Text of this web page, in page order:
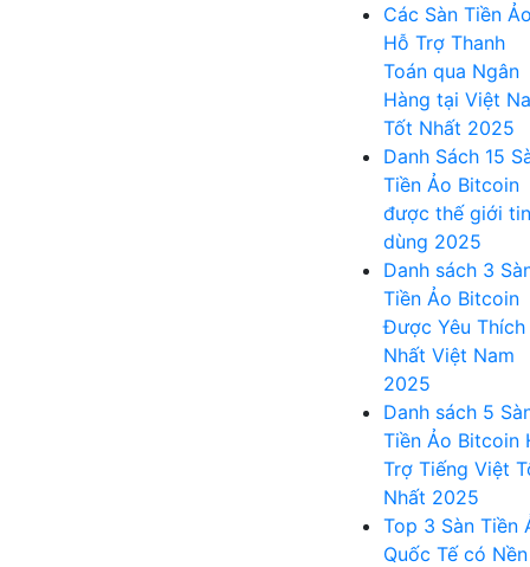
Các Sàn Tiền Ảo
Hỗ Trợ Thanh
Toán qua Ngân
Hàng tại Việt
Tốt Nhất 2025
Danh Sách 15
Tiền Ảo Bitcoin
được thế giới tin
dùng 2025
Danh sách 3
Tiền Ảo Bitcoin
Được Yêu Thích
Nhất Việt Nam
2025
Danh sách 5
Tiền Ảo Bitcoin
Trợ Tiếng Việt
Nhất 2025
Top 3 Sàn Tiền
Quốc Tế có Nền